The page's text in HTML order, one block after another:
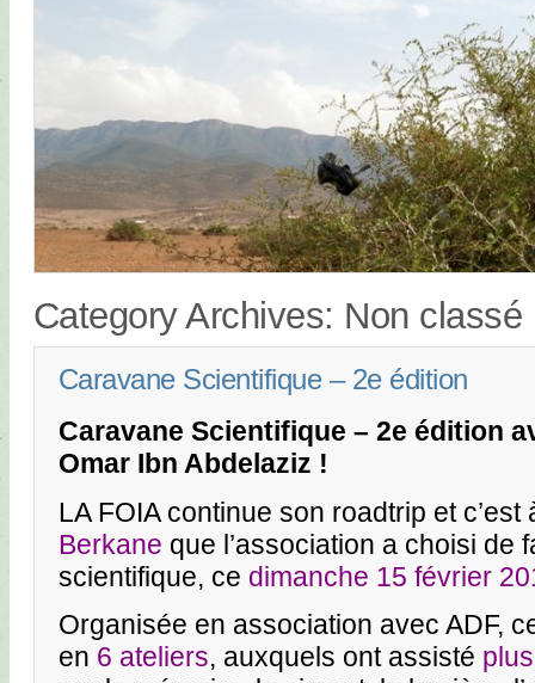
Category Archives: Non classé
Caravane Scientifique – 2e édition
Caravane Scientifique – 2e édition
Omar Ibn Abdelaziz !
LA FOIA continue son roadtrip et c’est
Berkane que l’association a choisi de
scientifique, ce dimanche 15 février
Organisée en association avec ADF,
en 6 ateliers, auxquels ont assisté